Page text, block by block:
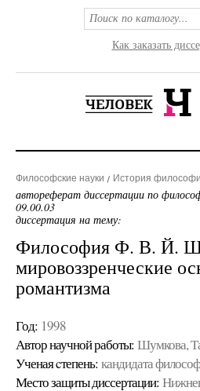
Как заказать
Философские науки История
автореферат диссертации по
09.00.03
диссертация на тему:
Философия Ф. В. Й.
мировоззренческие
романтизма
Год: 1998
Автор научной работы: Шумкова,
Ученая cтепень: кандидата
Место защиты диссертации: